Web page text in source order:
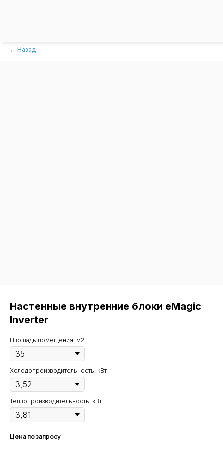
← Назад
Настенные внутренние блоки eMagic
Inverter
Площадь помещения, м2
Холодопроизводительность, кВт
Теплопроизводительность, кВт
Цена по запросу